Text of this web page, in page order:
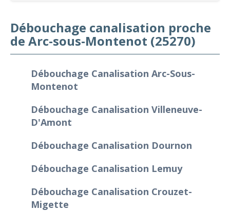
Débouchage canalisation proche
de Arc-sous-Montenot (25270)
Débouchage Canalisation Arc-Sous-
Montenot
Débouchage Canalisation Villeneuve-
D'Amont
Débouchage Canalisation Dournon
Débouchage Canalisation Lemuy
Débouchage Canalisation Crouzet-
Migette